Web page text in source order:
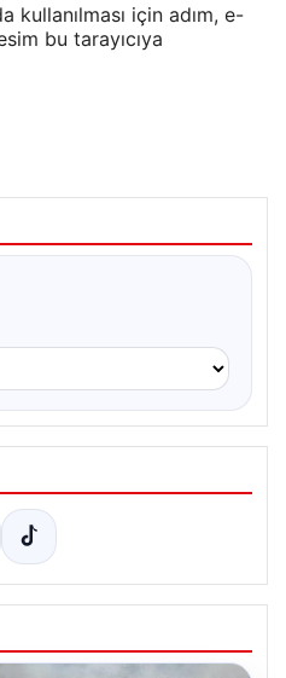
kullanılması için adım, e-
bu tarayıcıya